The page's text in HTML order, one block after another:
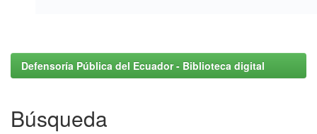
Defensoría Pública del Ecuador - Biblioteca digital
Búsqueda